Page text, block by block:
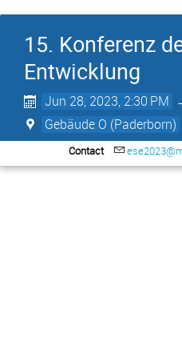
15. Konferenz
Entwicklung
Jun 28, 2023, 2:30 PM
Gebäude O (Paderborn)
Contact